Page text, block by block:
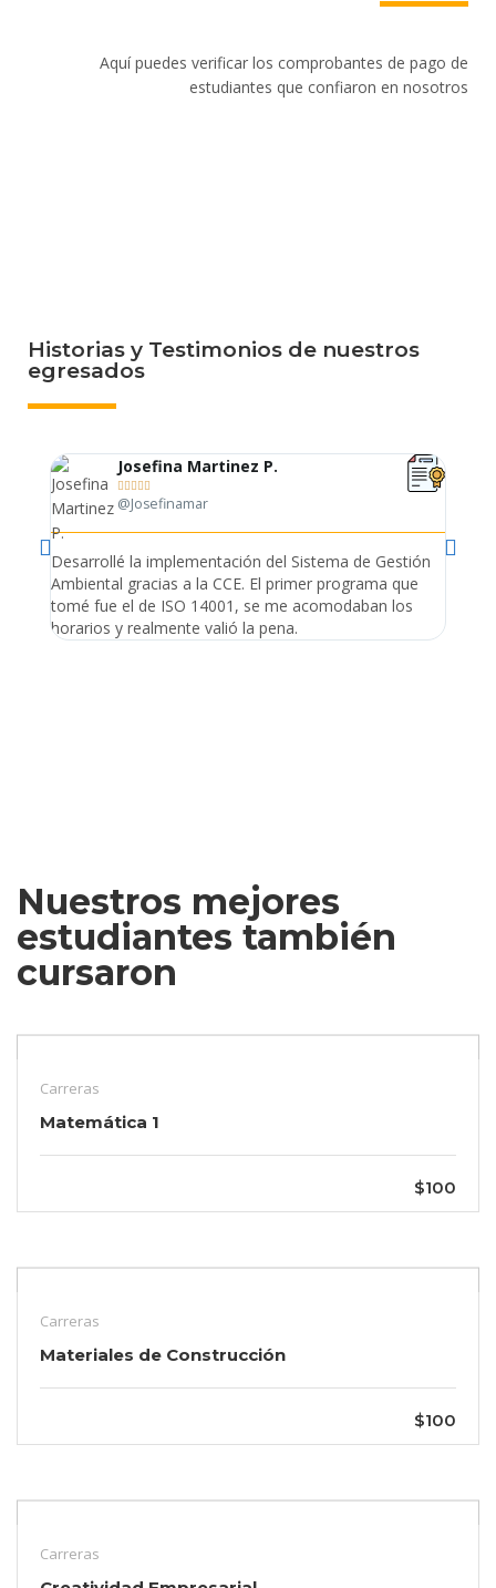
Aquí puedes verificar los comprobantes de pago de
estudiantes que confiaron en nosotros
Historias y Testimonios de nuestros
egresados
Josefina Martinez P.

@Josefinamar
Desarrollé la implementación del Sistema de Gestión
Ambiental gracias a la CCE. El primer programa que
tomé fue el de ISO 14001, se me acomodaban los
horarios y realmente valió la pena.
Lleve
Nuestros mejores
estudiantes también
cursaron
Carreras
Matemática 1
$100
Carreras
Materiales de Construcción
$100
Carreras